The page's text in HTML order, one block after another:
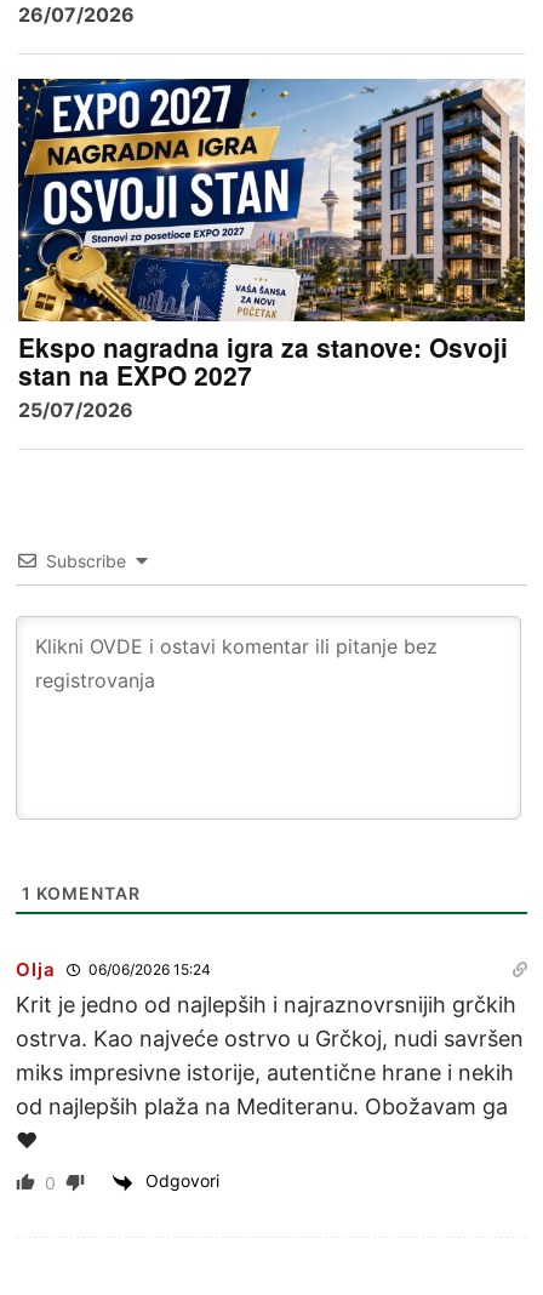
26/07/2026
Ekspo nagradna igra za stanove: Osvoji
stan na EXPO 2027
25/07/2026
Subscribe
1 KOMENTAR
Olja 06/06/2026 15:24
Krit je jedno od najlepših i najraznovrsnijih grčkih
ostrva. Kao najveće ostrvo u Grčkoj, nudi savršen
miks impresivne istorije, autentične hrane i nekih
od najlepših plaža na Mediteranu. Obožavam ga
❤️
0 Odgovori